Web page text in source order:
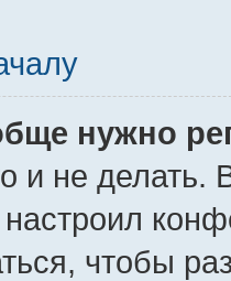
нужно
и не делать.
настроил
чтобы